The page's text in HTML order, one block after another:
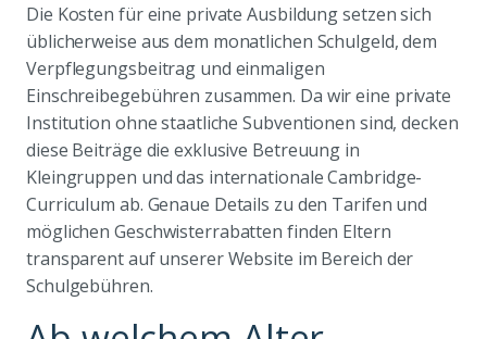
Die Kosten für eine private Ausbildung setzen sich
üblicherweise aus dem monatlichen Schulgeld, dem
Verpflegungsbeitrag und einmaligen
Einschreibegebühren zusammen. Da wir eine private
Institution ohne staatliche Subventionen sind, decken
diese Beiträge die exklusive Betreuung in
Kleingruppen und das internationale Cambridge-
Curriculum ab. Genaue Details zu den Tarifen und
möglichen Geschwisterrabatten finden Eltern
transparent auf unserer Website im Bereich der
Schulgebühren.